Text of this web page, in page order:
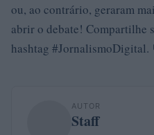
ou, ao contrário, geraram
abrir o debate! Compartilhe
hashtag #JornalismoDigital.
AUTOR
Staff